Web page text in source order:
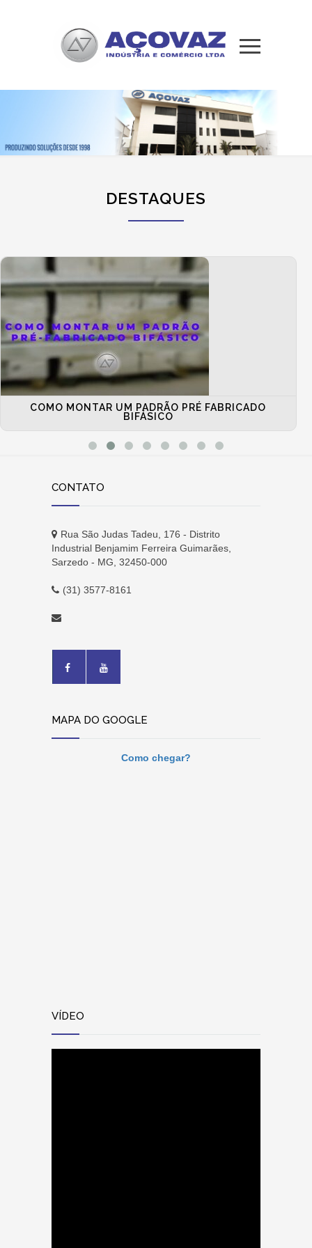
DESTAQUES
COMO MONTAR UM PADRÃO PRÉ FABRICADO
BIFÁSICO
CONTATO
Rua São Judas Tadeu, 176 - Distrito
Industrial Benjamim Ferreira Guimarães,
Sarzedo - MG, 32450-000
(31) 3577-8161
MAPA DO GOOGLE
Como chegar?
VÍDEO